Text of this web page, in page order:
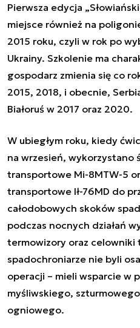
Pierwsza edycja
miejsce również na
2015 roku, czyli w rok po
Ukrainy. Szkolenie ma
gospodarz zmienia się co
2015, 2018, i obecnie,
Białoruś w 2017 oraz 2020.
W ubiegłym roku, kiedy
na wrzesień, wykorzystano
transportowe Mi-8MTW-5
transportowe Ił-76MD do
całodobowych skoków
podczas nocnych działań
termowizory oraz
spadochroniarze nie byli
operacji – mieli wsparcie w
myśliwskiego,
ogniowego.